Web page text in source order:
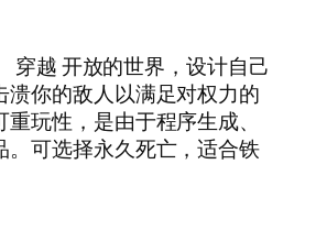
穿越 开放的世界，设计自己
溃你的敌人以满足对权力的
玩性，是由于程序生成、
。可选择永久死亡，适合铁